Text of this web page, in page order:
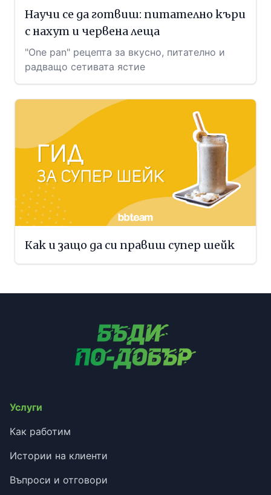
Научи се да готвиш: питателно къри
с нахут и червена леща
"One pan" рецепта за вкусно, питателно и
радващо сетивата ястие
Как и защо да си правиш супер шейк
Услуги
Как работим
Истории на клиенти
Въпроси и отговори